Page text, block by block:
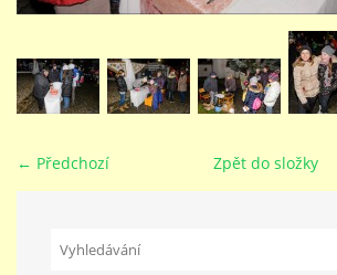
VIDEA - FILMOVÁ TVORBA
DOKUMENTY / KE STAŽENÍ
KURZY
← Předchozí Zpět do složky